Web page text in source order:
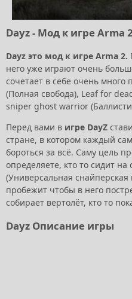
Dayz - Мод к игре Arma 2
Dayz это мод к игре Arma 2.
него уже играют очень
сочетает в себе очень много
(Полная свобода), Leaf for
sniper ghost warrior
Перед вами в игре DayZ
стране, в котором каждый
бороться за всё. Саму цель
определяете, кто то сидит
(Универсальная снайперская
пробежит чтобы в него
собирает вертолёт, кто то
Dayz Описание игры